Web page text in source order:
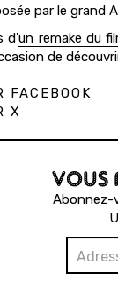
par le grand
d'un remake du
de
FACEBOOK
X
VOUS
Abonnez-